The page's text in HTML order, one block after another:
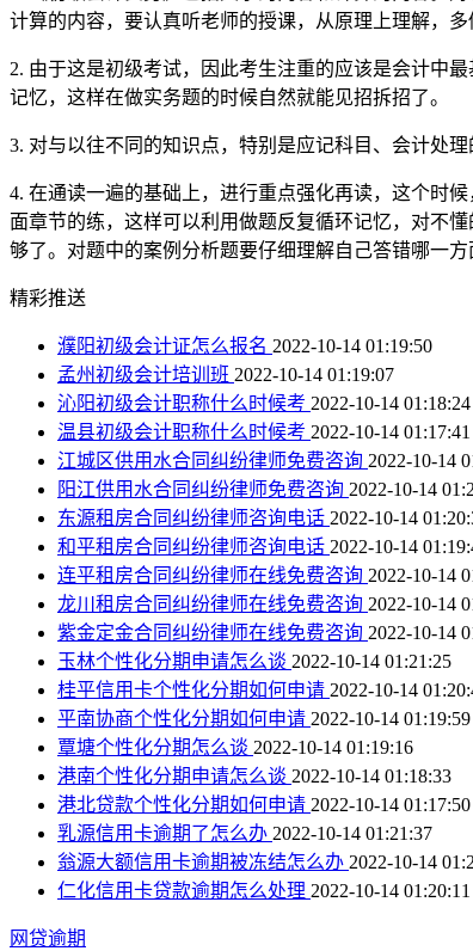
计算的内容，要认真听老师的授课，从原理上理解，
2. 由于这是初级考试，因此考生注重的应该是会计中
记忆，这样在做实务题的时候自然就能见招拆招了。
3. 对与以往不同的知识点，特别是应记科目、会计处理
4. 在通读一遍的基础上，进行重点强化再读，这个时
面章节的练，这样可以利用做题反复循环记忆，对不
够了。对题中的案例分析题要仔细理解自己答错哪一方
精彩推送
濮阳初级会计证怎么报名 2022-10-14 01:19:50
孟州初级会计培训班 2022-10-14 01:19:07
沁阳初级会计职称什么时候考 2022-10-14 01:18:24
温县初级会计职称什么时候考 2022-10-14 01:17:41
江城区供用水合同纠纷律师免费咨询 2022-10-14
阳江供用水合同纠纷律师免费咨询 2022-10-14
东源租房合同纠纷律师咨询电话 2022-10-14
和平租房合同纠纷律师咨询电话 2022-10-14
连平租房合同纠纷律师在线免费咨询 2022-10-14
龙川租房合同纠纷律师在线免费咨询 2022-10-14
紫金定金合同纠纷律师在线免费咨询 2022-10-14
玉林个性化分期申请怎么谈 2022-10-14 01:21:25
桂平信用卡个性化分期如何申请 2022-10-14
平南协商个性化分期如何申请 2022-10-14 01:19:59
覃塘个性化分期怎么谈 2022-10-14 01:19:16
港南个性化分期申请怎么谈 2022-10-14 01:18:33
港北贷款个性化分期如何申请 2022-10-14 01:17:50
乳源信用卡逾期了怎么办 2022-10-14 01:21:37
翁源大额信用卡逾期被冻结怎么办 2022-10-14
仁化信用卡贷款逾期怎么处理 2022-10-14 01:20:11
网贷逾期